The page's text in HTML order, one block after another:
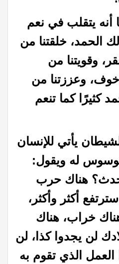
أنه يتقلب في نعم
لك الحمد، خلقتنا من
وقويتنا من
وعززتنا من
كثيرًا كما تنعم
يأتي للإنسان
له ويقول:
هناك حرب
أكثر وأكثر،
خراب، هناك
لن يجدوا كذا، لن
الذي تقوم به